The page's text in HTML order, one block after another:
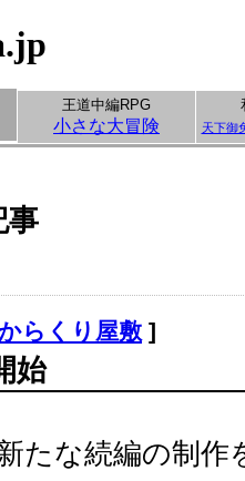
王道中編RPG
小さな大冒険 天下御
事
らくり屋敷 ]
始
たな続編の制作